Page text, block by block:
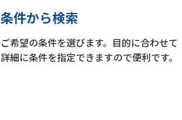
条件から検索
ご希望の条件を選びます。目的に合わせて
詳細に条件を指定できますので便利です。